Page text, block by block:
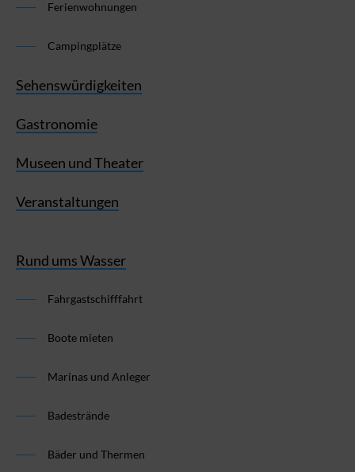
Ferienwohnungen
Campingplätze
Sehenswürdigkeiten
Gastronomie
Museen und Theater
Veranstaltungen
Rund ums Wasser
Fahrgastschifffahrt
Boote mieten
Marinas und Anleger
Badestrände
Bäder und Thermen